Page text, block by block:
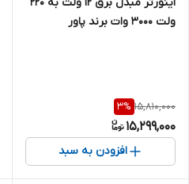
اینورتر مبدل برق ۱۲ ولت به ۲۲۰
ولت ۳۰۰۰ وات برند پاور
15,810,000
3%
15,299,000
افزودن به سبد